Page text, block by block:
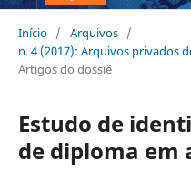
Início / Arquivos /
n. 4 (2017): Arquivos privados
Artigos do dossiê
Estudo de
de diploma em